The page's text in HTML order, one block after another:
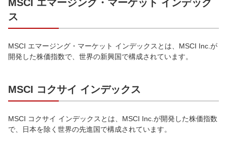
MSCI エマージング・マーケット インデック
ス
MSCI エマージング・マーケット インデックスとは、MSCI Inc.が
開発した株価指数で、世界の新興国で構成されています。
MSCI コクサイ インデックス
MSCI コクサイ インデックスとは、MSCI Inc.が開発した株価指数
で、日本を除く世界の先進国で構成されています。